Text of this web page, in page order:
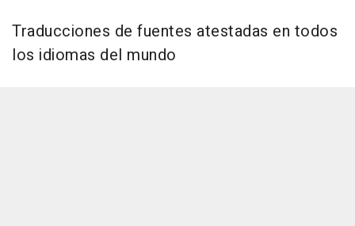
Traducciones de fuentes atestadas en todos
los idiomas del mundo